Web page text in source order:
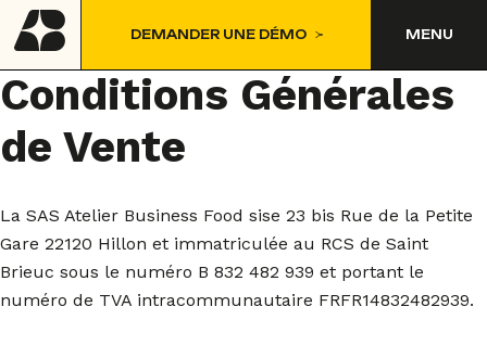
DEMANDER UNE DÉMO MENU
Conditions Générales
de Vente
La SAS Atelier Business Food sise 23 bis Rue de la Petite
Gare 22120 Hillon et immatriculée au RCS de Saint
Brieuc sous le numéro B 832 482 939 et portant le
numéro de TVA intracommunautaire FRFR14832482939.